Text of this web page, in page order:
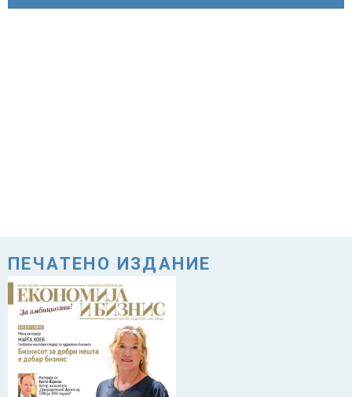
ПЕЧАТЕНО ИЗДАНИЕ